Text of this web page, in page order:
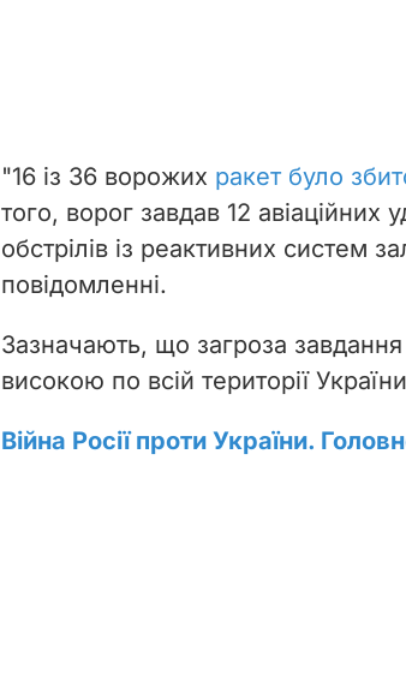
"16 із 36 ворожих ракет було
того, ворог завдав 12 авіаційних
обстрілів із реактивних систем
повідомленні.
Зазначають, що загроза
високою по всій території
Війна Росії проти України.